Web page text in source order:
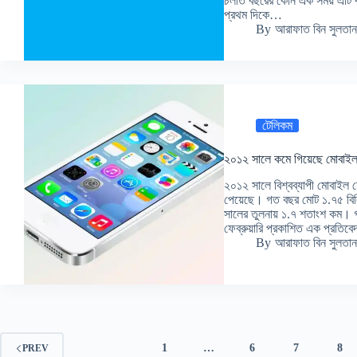
প্রথম দিকে…
By আরাফাত বিন সুলতান
টেলিকম
২০১২ সালে কমে গিয়েছে
২০১২ সালে বিশ্বব্যাপী
পেয়েছে। গত বছর মোট ১.৭৫
সালের তুলনায় ১.৭ শতাংশ কম।
ফেব্রুয়ারি প্রকাশিত এক
By আরাফাত বিন সুলতান
PREV 1 … 6 7 8